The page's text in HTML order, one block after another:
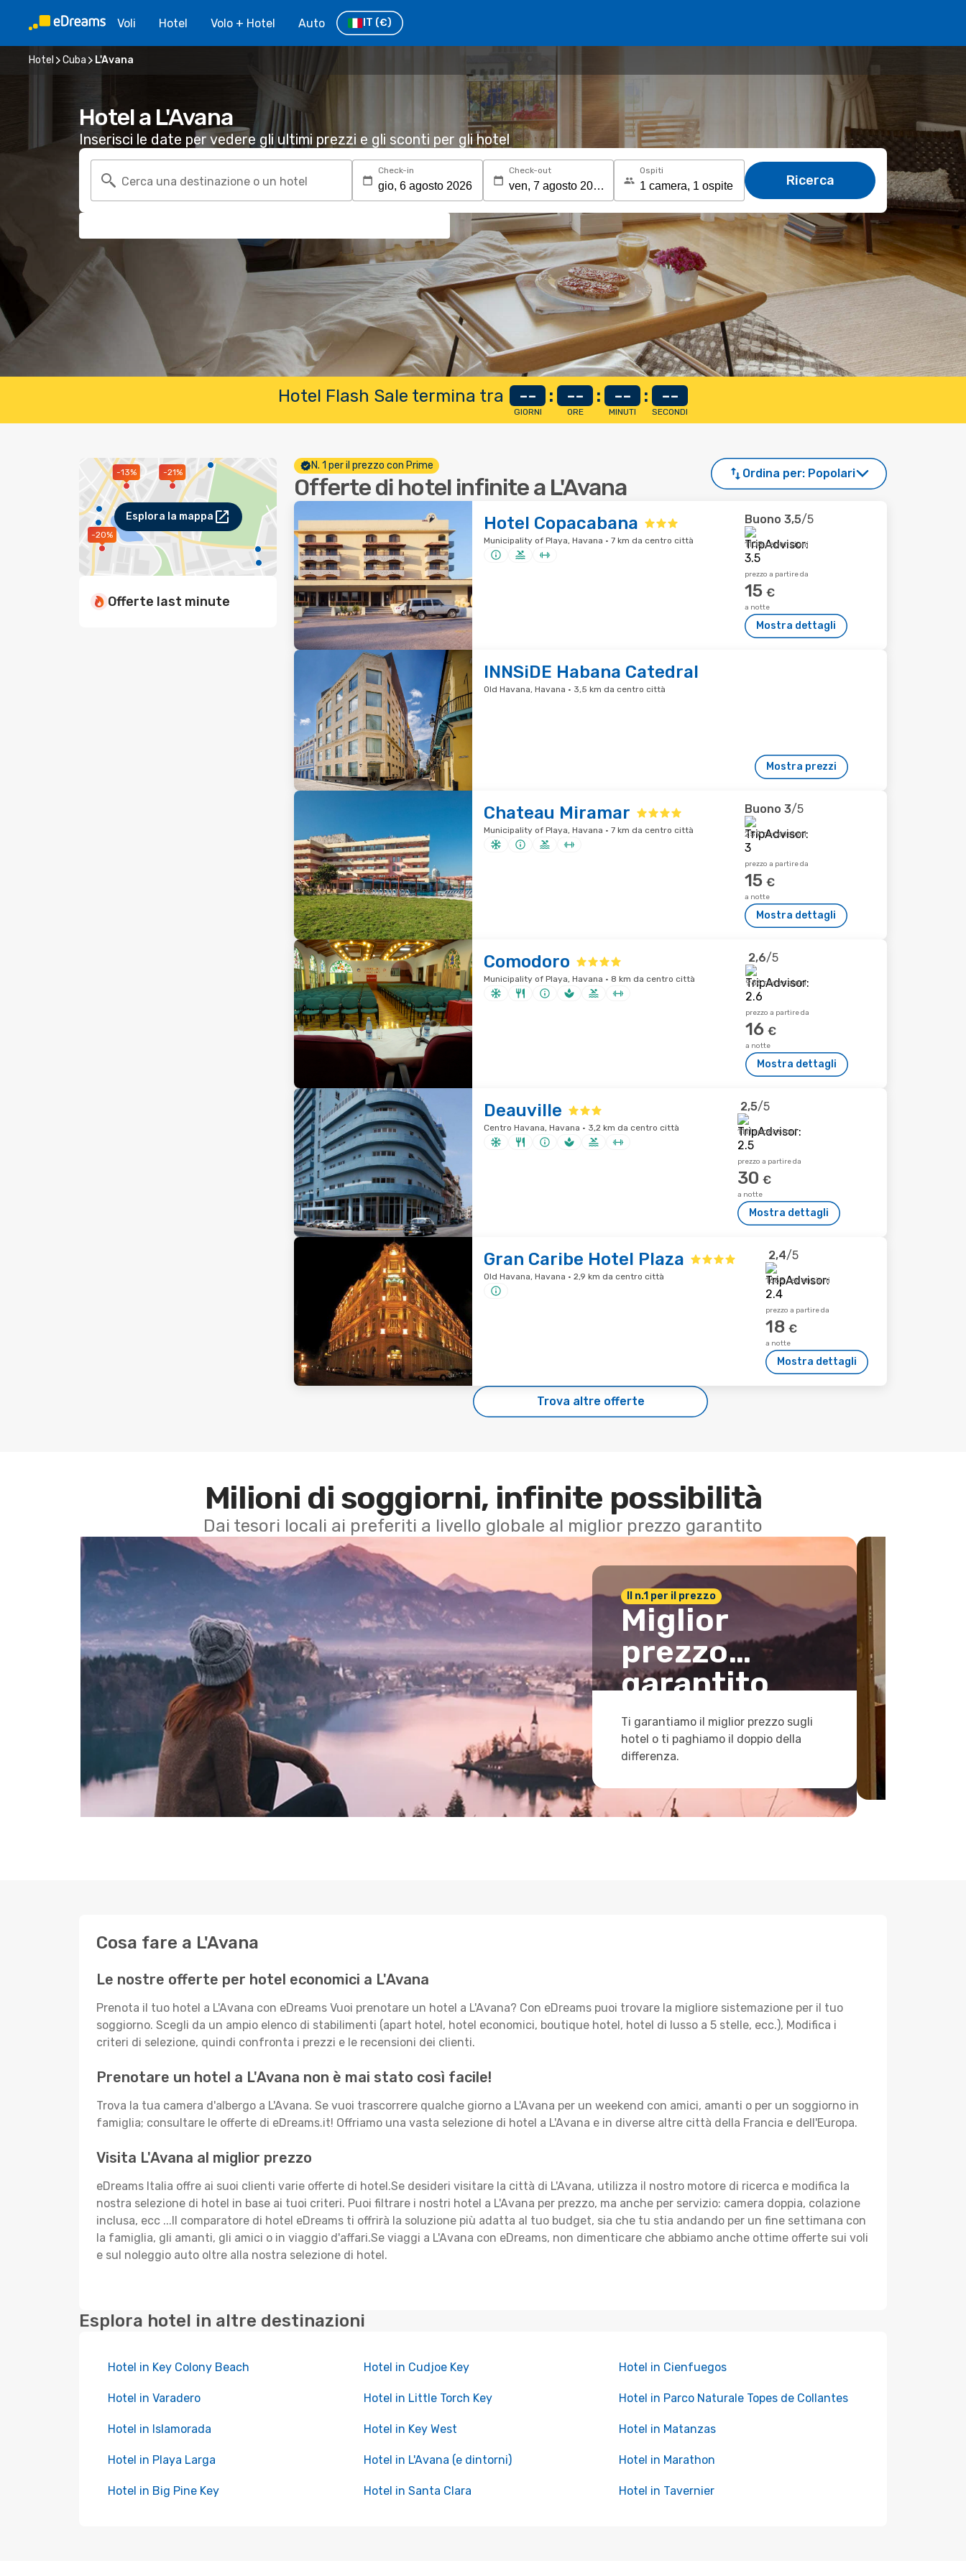
Voli Hotel Volo + Hotel Auto IT (€)
Hotel Cuba L'Avana
Hotel a L'Avana
Inserisci le date per vedere gli ultimi prezzi e gli sconti per gli hotel
Cerca una destinazione o un hotel
Check-in Check-out Ospiti
Ricerca
Hotel Flash Sale termina tra --
GIORNI
: --
ORE
: --
MINUTI
: --
SECONDI
-21%
-20%
-13%
Esplora la mappa
Offerte last minute
N. 1 per il prezzo con Prime
Offerte di hotel infinite a L'Avana
Ordina per: Popolari
Hotel Copacabana
Municipality of Playa, Havana · 7 km da centro città
Buono 3,5/5
1108 recensioni
prezzo a partire da
15 €
a notte
Mostra dettagli
INNSiDE Habana Catedral
Old Havana, Havana · 3,5 km da centro città
Mostra prezzi
Chateau Miramar
Municipality of Playa, Havana · 7 km da centro città
Buono 3/5
259 recensioni
prezzo a partire da
15 €
a notte
Mostra dettagli
Comodoro
Municipality of Playa, Havana · 8 km da centro città
2,6/5
966 recensioni
prezzo a partire da
16 €
a notte
Mostra dettagli
Deauville
Centro Havana, Havana · 3,2 km da centro città
2,5/5
1111 recensioni
prezzo a partire da
30 €
a notte
Mostra dettagli
Gran Caribe Hotel Plaza
Old Havana, Havana · 2,9 km da centro città
2,4/5
1665 recensioni
prezzo a partire da
18 €
a notte
Mostra dettagli
Trova altre offerte
Milioni di soggiorni, infinite possibilità
Dai tesori locali ai preferiti a livello globale al miglior prezzo garantito
Il n.1 per il prezzo
Miglior
prezzo
garantito
Ti garantiamo il miglior prezzo sugli
hotel o ti paghiamo il doppio della
differenza.
Cosa fare a L'Avana
Le nostre offerte per hotel economici a L'Avana
Prenota il tuo hotel a L'Avana con eDreams Vuoi prenotare un hotel a L'Avana? Con eDreams puoi trovare la migliore sistemazione per il tuo
soggiorno. Scegli da un ampio elenco di stabilimenti (apart hotel, hotel economici, boutique hotel, hotel di lusso a 5 stelle, ecc.), Modifica i
criteri di selezione, quindi confronta i prezzi e le recensioni dei clienti.
Prenotare un hotel a L'Avana non è mai stato così facile!
Trova la tua camera d'albergo a L'Avana. Se vuoi trascorrere qualche giorno a L'Avana per un weekend con amici, amanti o per un soggiorno in
famiglia; consultare le offerte di eDreams.it! Offriamo una vasta selezione di hotel a L'Avana e in diverse altre città della Francia e dell'Europa.
Visita L'Avana al miglior prezzo
eDreams Italia offre ai suoi clienti varie offerte di hotel.Se desideri visitare la città di L'Avana, utilizza il nostro motore di ricerca e modifica la
nostra selezione di hotel in base ai tuoi criteri. Puoi filtrare i nostri hotel a L'Avana per prezzo, ma anche per servizio: camera doppia, colazione
inclusa, ecc ...Il comparatore di hotel eDreams ti offrirà la soluzione più adatta al tuo budget, sia che tu stia andando per un fine settimana con
la famiglia, gli amanti, gli amici o in viaggio d'affari.Se viaggi a L'Avana con eDreams, non dimenticare che abbiamo anche ottime offerte sui voli
e sul noleggio auto oltre alla nostra selezione di hotel.
Esplora hotel in altre destinazioni
Hotel in Key Colony Beach Hotel in Cudjoe Key Hotel in Cienfuegos
Hotel in Varadero Hotel in Little Torch Key Hotel in Parco Naturale Topes de Collantes
Hotel in Islamorada Hotel in Key West Hotel in Matanzas
Hotel in Playa Larga Hotel in L'Avana (e dintorni) Hotel in Marathon
Hotel in Big Pine Key Hotel in Santa Clara Hotel in Tavernier